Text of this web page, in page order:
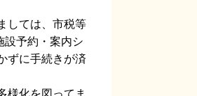
しては、市税等
設予約・案内シ
ずに手続きが済